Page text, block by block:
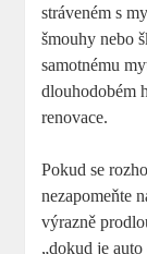
stráveném s
šmouhy nebo
samotnému
dlouhodobém
renovace.
Pokud se
nezapomeňte
výrazně
„dokud je